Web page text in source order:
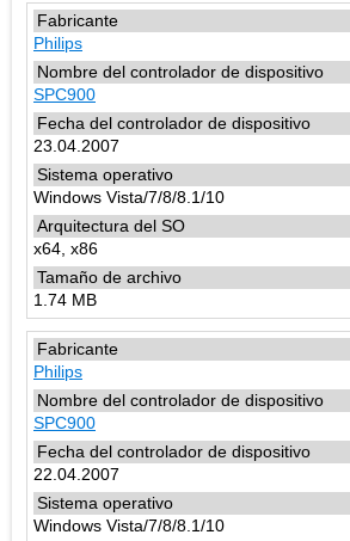
Philips
SPC900
23.04.2007
Windows Vista/7/8/8.1/10
x64, x86
1.74 MB
Philips
SPC900
22.04.2007
Windows Vista/7/8/8.1/10